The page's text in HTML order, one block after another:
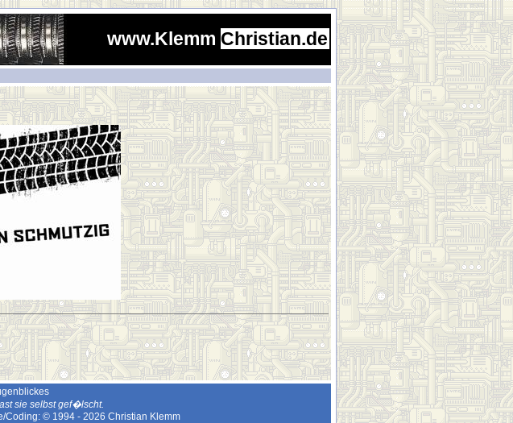
www.Klemm Christian.de
sie selbst gef�lscht.
Coding: © 1994 - 2026 Christian Klemm